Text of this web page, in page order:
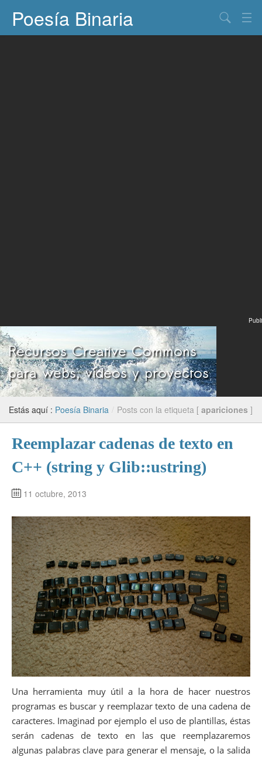
Poesía Binaria
Publi
Estás aquí : Poesía Binaria / Posts con la etiqueta [ apariciones ]
Reemplazar cadenas de texto en
C++ (string y Glib::ustring)
11 octubre, 2013
Una herramienta muy útil a la hora de hacer nuestros
programas es buscar y reemplazar texto de una cadena de
caracteres. Imaginad por ejemplo el uso de plantillas, éstas
serán cadenas de texto en las que reemplazaremos
algunas palabras clave para generar el mensaje, o la salida